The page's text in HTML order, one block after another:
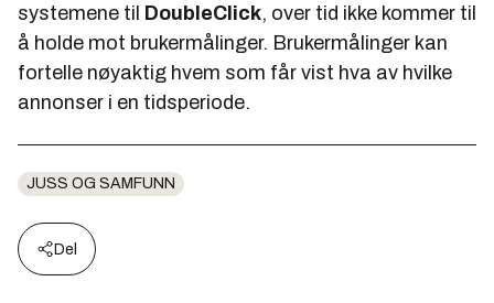
systemene til DoubleClick, over tid ikke kommer til
å holde mot brukermålinger. Brukermålinger kan
fortelle nøyaktig hvem som får vist hva av hvilke
annonser i en tidsperiode.
JUSS OG SAMFUNN
Del